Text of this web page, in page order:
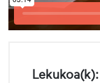
Lekukoa(k):